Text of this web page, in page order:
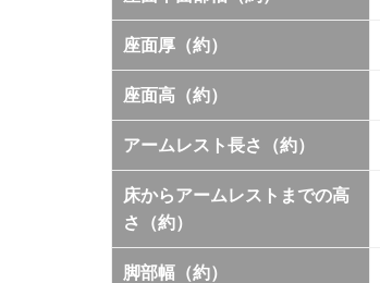
座面厚（約）
座面高（約）
アームレスト長さ（約）
床からアームレストまでの高
さ（約）
脚部幅（約）